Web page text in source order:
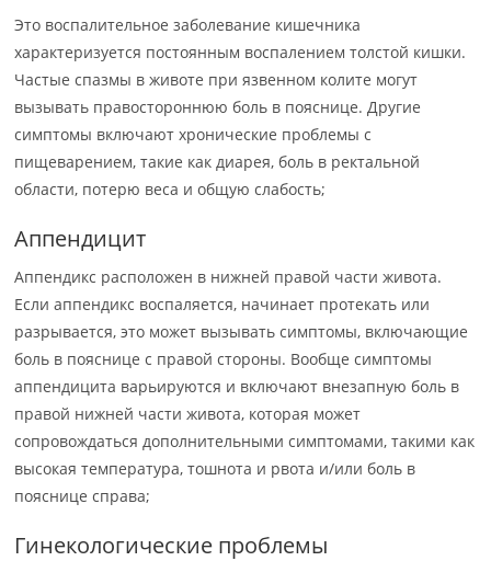
Это воспалительное заболевание кишечника
характеризуется постоянным воспалением толстой кишки.
Частые спазмы в животе при язвенном колите могут
вызывать правостороннюю боль в пояснице. Другие
симптомы включают хронические проблемы с
пищеварением, такие как диарея, боль в ректальной
области, потерю веса и общую слабость;
Аппендицит
Аппендикс расположен в нижней правой части живота.
Если аппендикс воспаляется, начинает протекать или
разрывается, это может вызывать симптомы, включающие
боль в пояснице с правой стороны. Вообще симптомы
аппендицита варьируются и включают внезапную боль в
правой нижней части живота, которая может
сопровождаться дополнительными симптомами, такими как
высокая температура, тошнота и рвота и/или боль в
пояснице справа;
Гинекологические проблемы